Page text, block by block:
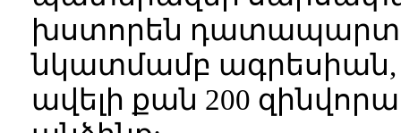
խստորեն
նկատմամբ ագրեսիան,
ավելի քան 200